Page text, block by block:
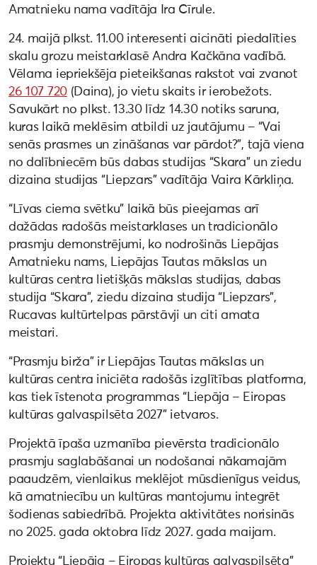
Amatnieku nama vadītāja Ira Cīrule.
24. maijā plkst. 11.00 interesenti aicināti piedalīties
skalu grozu meistarklasē Andra Kačkāna vadībā.
Vēlama iepriekšēja pieteikšanas rakstot vai zvanot
26 107 720(Daina), jo vietu skaits ir ierobežots.
Savukārt no plkst. 13.30 līdz 14.30 notiks saruna,
kuras laikā meklēsim atbildi uz jautājumu – “Vai
senās prasmes un zināšanas var pārdot?”, tajā viena
no dalībniecēm būs dabas studijas “Skara” un ziedu
dizaina studijas “Liepzars” vadītāja Vaira Kārkliņa.
“Līvas ciema svētku” laikā būs pieejamas arī
dažādas radošās meistarklases un tradicionālo
prasmju demonstrējumi, ko nodrošinās Liepājas
Amatnieku nams, Liepājas Tautas mākslas un
kultūras centra lietišķās mākslas studijas, dabas
studija “Skara”, ziedu dizaina studija “Liepzars”,
Rucavas kultūrtelpas pārstāvji un citi amata
meistari.
“Prasmju birža” ir Liepājas Tautas mākslas un
kultūras centra iniciēta radošās izglītības platforma,
kas tiek īstenota programmas “Liepāja – Eiropas
kultūras galvaspilsēta 2027” ietvaros.
Projektā īpaša uzmanība pievērsta tradicionālo
prasmju saglabāšanai un nodošanai nākamajām
paaudzēm, vienlaikus meklējot mūsdienīgus veidus,
kā amatniecību un kultūras mantojumu integrēt
šodienas sabiedrībā. Projekta aktivitātes norisinās
no 2025. gada oktobra līdz 2027. gada maijam.
Projektu “Liepāja – Eiropas kultūras galvaspilsēta”